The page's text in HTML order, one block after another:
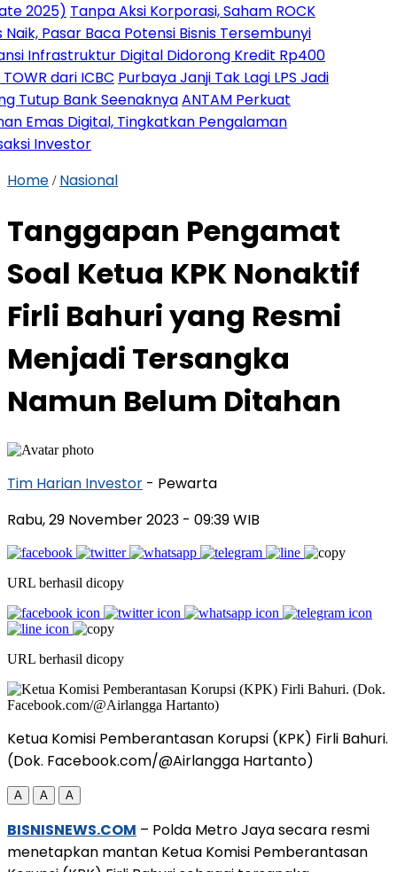
Tanpa Aksi Korporasi, Saham ROCK
Baca Potensi Bisnis Tersembunyi
Digital Didorong Kredit Rp400
dari ICBCPurbaya Janji Tak Lagi LPS Jadi
Bank SeenaknyaANTAM Perkuat
Digital, Tingkatkan Pengalaman
Home / Nasional
Tanggapan Pengamat
Soal Ketua KPK Nonaktif
Firli Bahuri yang Resmi
Menjadi Tersangka
Namun Belum Ditahan
Tim Harian Investor - Pewarta
Rabu, 29 November 2023 - 09:39 WIB
URL berhasil dicopy
URL berhasil dicopy
Ketua Komisi Pemberantasan Korupsi (KPK) Firli Bahuri.
(Dok. Facebook.com/@Airlangga Hartanto)
A A A
BISNISNEWS.COM – Polda Metro Jaya secara resmi
menetapkan mantan Ketua Komisi Pemberantasan